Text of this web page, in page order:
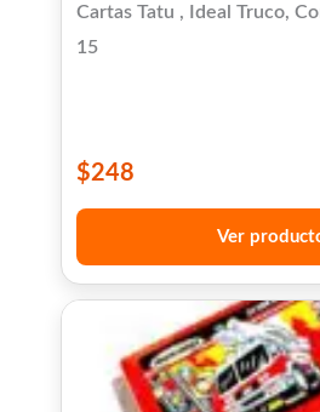
Cartas Tatu , Ideal Truco,
15
$248
Ver